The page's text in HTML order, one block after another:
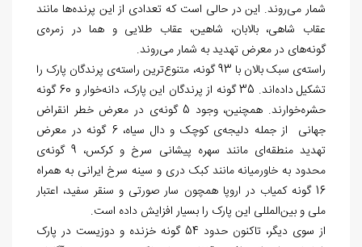
شمار می‏‌روند. این در حالی است که تعدادی از این پرندهها مانند
عقاب شاهی، بالابان، شاهین، عقاب طلایی و هما در زمرهی
گونههای در معرض تهدید به شمار می‌‏روند.
راسته­ی سبک بالان با 93 گونه، متنوع ترین راستهی پرندگان پارک را
تشکیل داده
اند. 35 گونه از پرندگان این پارک، دانه‏‌خوار و 60 گونه
حشره‏‌خوارند. همچنین، وجود 5 گونه
ی در معرض خطر انقراض
جهانی از جمله دلیجه
ی کوچک و دال سیاه، 6 گونه در معرض
تهدید منطقهای مانند سهره پیشانی سرخ و کرکس، 9 گونه
ی
محدود به خاورمیانه مانند کبک دری و سینه سرخ ایرانی به همراه
16 گونه کمیاب در اروپا همچون سار صورتی و سنقر سفید، اعتبار
ملی و بین‌‏المللی این پارک را بسیار افزايش داده است.
از سوی دیگر، تاکنون حدود 54 گونه خزنده و دوزیست در پارک